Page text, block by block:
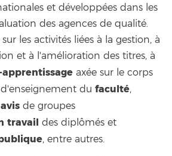
et développées dans les
des agences de qualité.
les activités liées à la gestion, à
et à l'amélioration des titres, à
axée sur le corps
du faculté,
de groupes
travail des diplômés et
, entre autres.